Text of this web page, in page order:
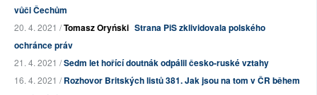
vůči Čechům
20. 4. 2021 /Tomasz Oryński Strana PiS zklividovala polského
ochránce práv
21. 4. 2021 /Sedm let hořící doutnák odpálil česko-ruské vztahy
16. 4. 2021 /Rozhovor Britských listů 381. Jak jsou na tom v ČR během